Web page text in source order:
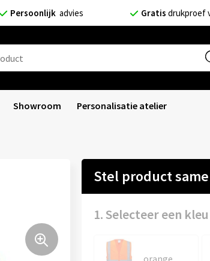
Persoonlijk advies Gratis drukproef
Showroom Personalisatie atelier
Stel product
1. Selecteer een
orange